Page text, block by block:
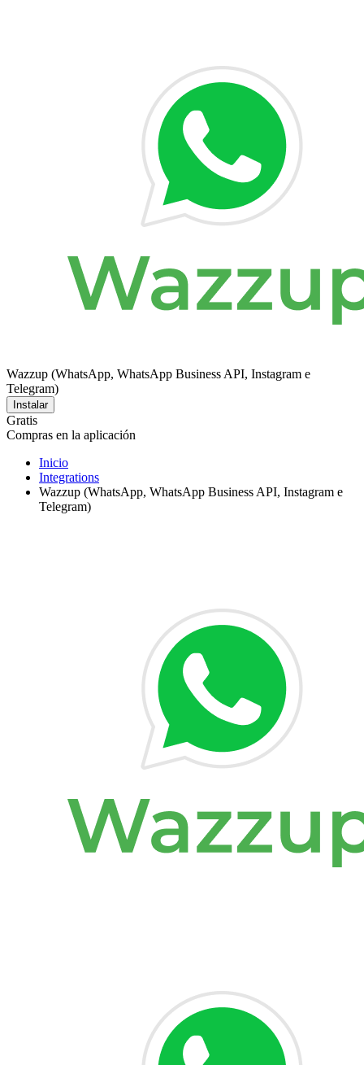
Wazzup (WhatsApp, WhatsApp Business API, Instagram e
Telegram)
Instalar
Gratis
Compras en la aplicación
Inicio
Integrations
Wazzup (WhatsApp, WhatsApp Business API, Instagram e
Telegram)